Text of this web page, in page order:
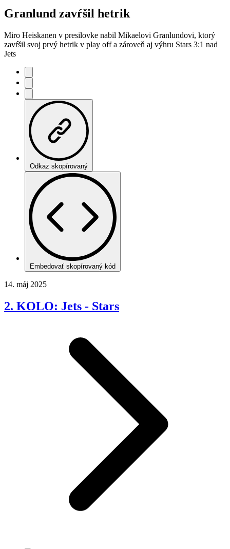
Granlund zavŕšil hetrik
Miro Heiskanen v presilovke nabil Mikaelovi Granlundovi, ktorý
zavŕšil svoj prvý hetrik v play off a zároveň aj výhru Stars 3:1 nad
Jets
Odkaz skopírovaný
Embedovať skopírovaný kód
14. máj 2025
2. KOLO: Jets - Stars